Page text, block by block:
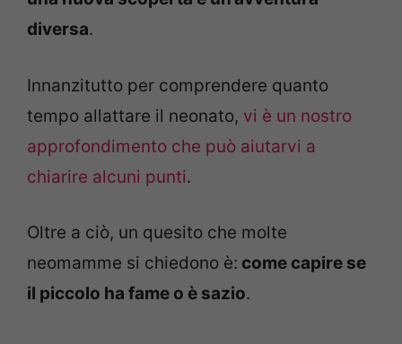
diversa.
Innanzitutto per comprendere quanto
tempo allattare il neonato, vi è un nostro
approfondimento che può aiutarvi a
chiarire alcuni punti.
Oltre a ciò, un quesito che molte
neomamme si chiedono è: come capire se
il piccolo ha fame o è sazio.